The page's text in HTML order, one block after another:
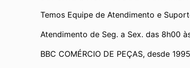
Temos Equipe de Atendimento e
Atendimento de Seg. a Sex. das 8h00
BBC COMÉRCIO DE PEÇAS, desde